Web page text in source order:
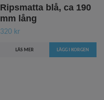
Ripsmatta blå, ca 190
mm lång
320 kr
LÄS MER